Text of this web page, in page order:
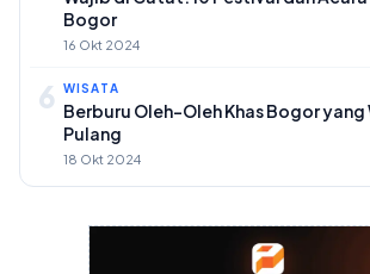
Bogor
16 Okt 2024
6 WISATA
Berburu Oleh-Oleh Khas Bogor yang
Pulang
18 Okt 2024